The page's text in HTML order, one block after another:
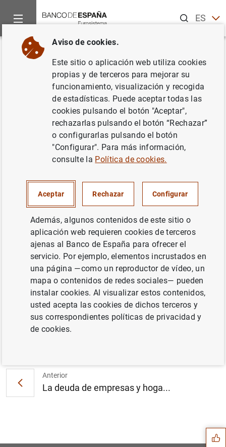
ESEN
Inicio Noticias y eventos
Volver
El principal índice de referencia
de los préstamos hipotecarios
(euríbor a un año) baja hasta el
-0,484 % en junio
ESPAÑA
El principal índice de referencia de los
préstamos hipotecarios (euríbor a un año)
baja hasta el -0,484 % en junio (320 KB)
Anterior
La deuda de empresas y hoga...
Sugerencias
Aviso de cookies.
Este sitio o aplicación web utiliza cookies
propias y de terceros para mejorar su
funcionamiento, visualización y recogida
de estadísticas. Puede aceptar todas las
cookies pulsando el botón "Aceptar",
rechazarlas pulsando el botón “Rechazar”
o configurarlas pulsando el botón
"Configurar". Para más información,
consulte la Política de cookies.
Aceptar Rechazar Configurar
Además, algunos contenidos de este sitio o
aplicación web requieren cookies de terceros
ajenas al Banco de España para ofrecer el
servicio. Por ejemplo, elementos incrustados en
una página —como un reproductor de vídeo, un
mapa o contenidos de redes sociales— pueden
instalar cookies. Al visualizar estos contenidos,
usted acepta las cookies de dichos terceros y
sus correspondientes políticas de privacidad y
de cookies.